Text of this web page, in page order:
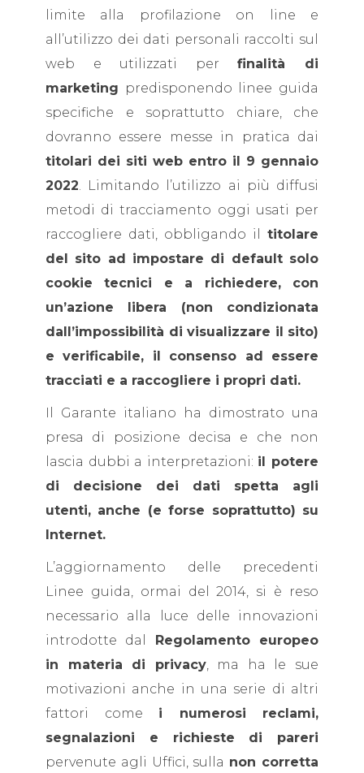
limite alla profilazione on line e
all’utilizzo dei dati personali raccolti sul
web e utilizzati perfinalità di
marketing predisponendo linee guida
specifiche e soprattutto chiare, che
dovranno essere messe in pratica dai
titolari dei siti web entro il 9 gennaio
2022 . Limitando l’utilizzo ai più diffusi
metodi di tracciamento oggi usati per
raccogliere dati, obbligando il titolare
del sito ad impostare di default solo
cookie tecnici e a richiedere, con
un’azione libera (non condizionata
dall’impossibilità di visualizzare il sito)
e verificabile, il consenso ad essere
tracciati e a raccogliere i propri dati.
Il Garante italiano ha dimostrato una
presa di posizione decisa e che non
lascia dubbi a interpretazioni: il potere
di decisione dei dati spetta agli
utenti, anche (e forse soprattutto) su
Internet.
L’aggiornamento delle precedenti
Linee guida, ormai del 2014, si è reso
necessario alla luce delle innovazioni
introdotte dal Regolamento europeo
in materia di privacy, ma ha le sue
motivazioni anche in una serie di altri
fattori come i numerosi reclami,
segnalazioni e richieste di pareri
pervenute agli Uffici, sulla non corretta